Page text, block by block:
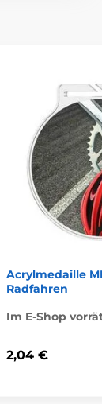
Acrylmedaille
Radfahren
Im E-Shop
2,04 €